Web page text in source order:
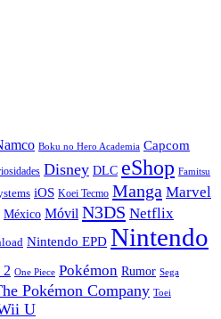
Boku no Hero Academia Capcom
Disney DLC eShop Famitsu
iOS Koei Tecmo Manga Marvel
México Móvil N3DS Netflix
Nintendo EPD Nintendo
One Piece Pokémon Rumor Sega
Pokémon Company Toei
U